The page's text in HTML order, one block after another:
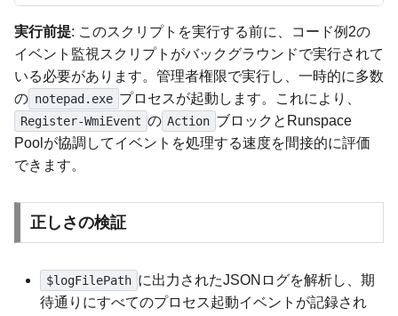
実行前提: このスクリプトを実行する前に、コード例2の
イベント監視スクリプトがバックグラウンドで実行されて
いる必要があります。管理者権限で実行し、一時的に多数
の notepad.exe プロセスが起動します。これにより、
Register-WmiEvent の Action ブロックとRunspace
Poolが協調してイベントを処理する速度を間接的に評価
できます。
正しさの検証
$logFilePath に出力されたJSONログを解析し、期
待通りにすべてのプロセス起動イベントが記録され